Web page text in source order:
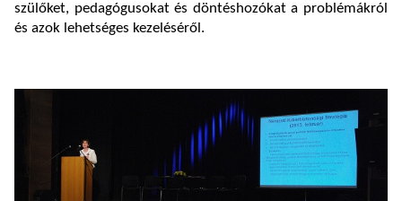
szülőket, pedagógusokat és döntéshozókat a problémákról
és azok lehetséges kezeléséről.